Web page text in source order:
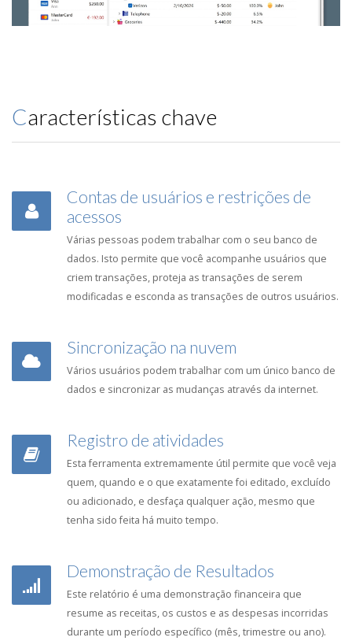
Características chave
Contas de usuários e restrições de
acessos
Várias pessoas podem trabalhar com o seu banco de
dados. Isto permite que você acompanhe usuários que
criem transações, proteja as transações de serem
modificadas e esconda as transações de outros usuários.
Sincronização na nuvem
Vários usuários podem trabalhar com um único banco de
dados e sincronizar as mudanças através da internet.
Registro de atividades
Esta ferramenta extremamente útil permite que você veja
quem, quando e o que exatamente foi editado, excluído
ou adicionado, e desfaça qualquer ação, mesmo que
tenha sido feita há muito tempo.
Demonstração de Resultados
Este relatório é uma demonstração financeira que
resume as receitas, os custos e as despesas incorridas
durante um período específico (mês, trimestre ou ano).